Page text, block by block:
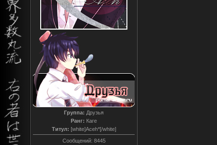
Группа: Друзья
Ранг: Каге
Титул: [white]Aceh*[/white]
Сообщений: 8445